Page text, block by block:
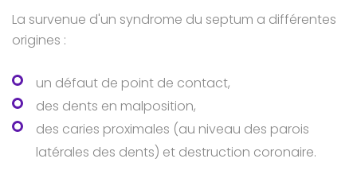
La survenue d'un syndrome du septum a différentes
origines :
un défaut de point de contact,
des dents en malposition,
des caries proximales (au niveau des parois
latérales des dents) et destruction coronaire.